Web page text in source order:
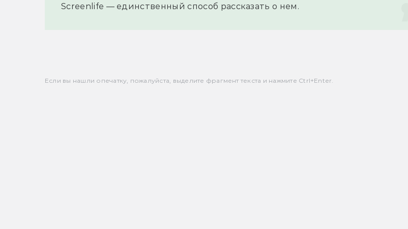
Screenlife — единственный способ рассказать о нем.
Если вы нашли опечатку, пожалуйста, выделите фрагмент текста и нажмите Ctrl+Enter.